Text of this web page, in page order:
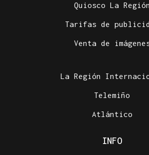
Quiosco La Región
Tarifas de
Venta de
La Región
Telemiño
Atlántico
INFO